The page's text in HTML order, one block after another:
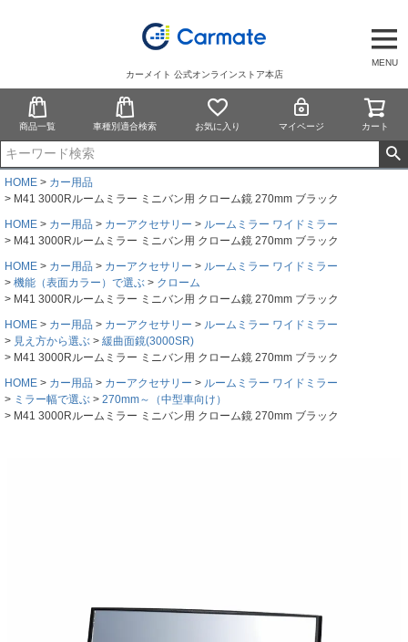
MENU
カーメイト 公式オンラインストア本店
商品一覧 車種別適合検索 お気に入り マイページ カート
HOME
カー用品
M41 3000Rルームミラー ミニバン用 クローム鏡 270mm ブラック
HOME
カー用品 カーアクセサリー
ルームミラー ワイドミラー
M41 3000Rルームミラー ミニバン用 クローム鏡 270mm ブラック
HOME
カー用品 カーアクセサリー
ルームミラー ワイドミラー
機能（表面カラー）で選ぶ
クローム
M41 3000Rルームミラー ミニバン用 クローム鏡 270mm ブラック
HOME
カー用品 カーアクセサリー
ルームミラー ワイドミラー
見え方から選ぶ
緩曲面鏡(3000SR)
M41 3000Rルームミラー ミニバン用 クローム鏡 270mm ブラック
HOME
カー用品 カーアクセサリー
ルームミラー ワイドミラー
ミラー幅で選ぶ
270mm～（中型車向け）
M41 3000Rルームミラー ミニバン用 クローム鏡 270mm ブラック